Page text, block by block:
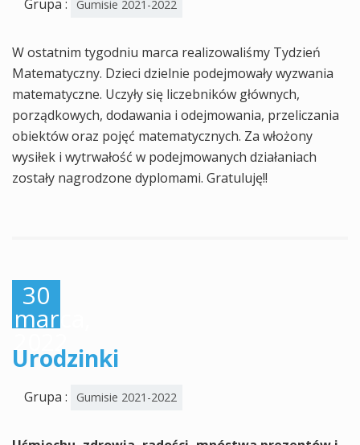
Grupa : Gumisie 2021-2022
W ostatnim tygodniu marca realizowaliśmy Tydzień
Matematyczny. Dzieci dzielnie podejmowały wyzwania
matematyczne. Uczyły się liczebników głównych,
porządkowych, dodawania i odejmowania, przeliczania
obiektów oraz pojęć matematycznych. Za włożony
wysiłek i wytrwałość w podejmowanych działaniach
zostały nagrodzone dyplomami. Gratuluję!!
30
marca,
2022
Urodzinki
Grupa : Gumisie 2021-2022